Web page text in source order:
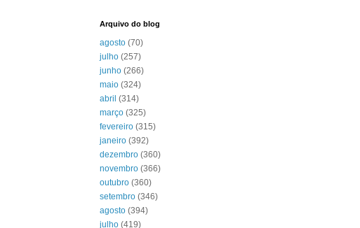
Arquivo do blog
agosto (70)
julho (257)
junho (266)
maio (324)
abril (314)
março (325)
fevereiro (315)
janeiro (392)
dezembro (360)
novembro (366)
outubro (360)
setembro (346)
agosto (394)
julho (419)